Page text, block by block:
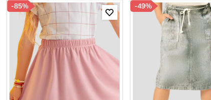
-85% -49%